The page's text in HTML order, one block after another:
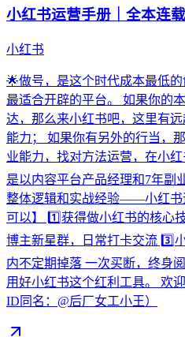
小红书运营手册｜全本连
小红书
🌟做号，是这个时代成本最低的
最适合开辟的平台。 如果你的
达，那么来小红书吧，这里有
能力； 如果你有另外的行当，
业能力，找对方法运营，在小
是以内容平台产品经理和7年副
整体逻辑和实战经验——小红书
可以】 1️⃣获得做小红书的核心
博主新星群，日常打卡交流 3️⃣
内不定期掉落 一次买断，终身
用好小红书这个红利工具。 欢
ID同名：@后厂女工小王）